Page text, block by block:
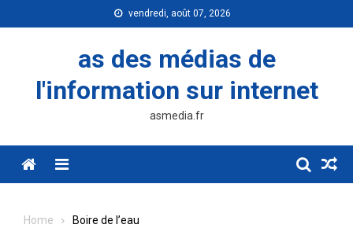
to
vendredi, août 07, 2026
as des médias de
l'information sur internet
asmedia.fr
Menu
Home Boire de l’eau